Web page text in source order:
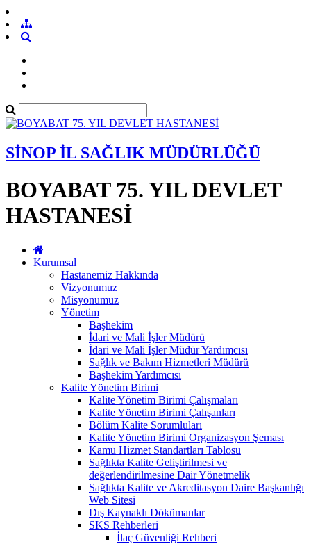
SİNOP İL SAĞLIK MÜDÜRLÜĞÜ
BOYABAT 75. YIL DEVLET
HASTANESİ
Kurumsal
Hastanemiz Hakkında
Vizyonumuz
Misyonumuz
Yönetim
Başhekim
İdari ve Mali İşler Müdürü
İdari ve Mali İşler Müdür Yardımcısı
Sağlık ve Bakım Hizmetleri Müdürü
Başhekim Yardımcısı
Kalite Yönetim Birimi
Kalite Yönetim Birimi Çalışmaları
Kalite Yönetim Birimi Çalışanları
Bölüm Kalite Sorumluları
Kalite Yönetim Birimi Organizasyon Şeması
Kamu Hizmet Standartları Tablosu
Sağlıkta Kalite Geliştirilmesi ve
değerlendirilmesine Dair Yönetmelik
Sağlıkta Kalite ve Akreditasyon Daire Başkanlığı
Web Sitesi
Dış Kaynaklı Dökümanlar
SKS Rehberleri
İlaç Güvenliği Rehberi